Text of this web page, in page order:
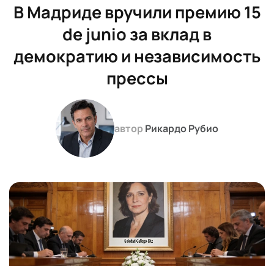
В Мадриде вручили премию 15
de junio за вклад в
демократию и независимость
прессы
автор Рикардо Рубио